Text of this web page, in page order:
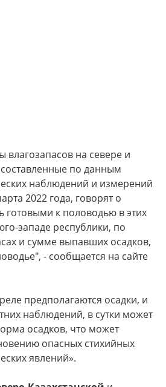
на севере и
по данным
наблюдений и измерений
2022 года, говорят о
готовыми к половодью в этих
западе республики, по
и сумме выпавших осадков,
- сообщается на сайте
предполагаются осадки, и
наблюдений, в сутки может
осадков, что может
опасных стихийных
явлений».